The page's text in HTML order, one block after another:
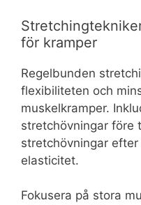
för kramper
Regelbunden
flexibiliteten och
muskelkramper.
stretchövningar före
stretchövningar
elasticitet.
Fokusera på stora